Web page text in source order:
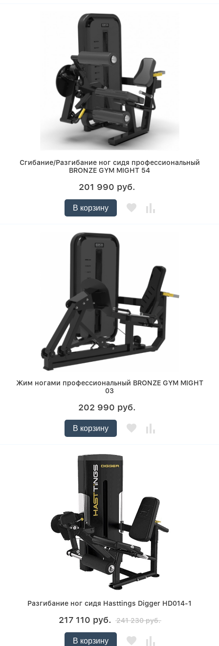
Сгибание/Разгибание ног сидя профессиональный
BRONZE GYM MIGHT 54
201 990 руб.
В корзину
Жим ногами профессиональный BRONZE GYM MIGHT
03
202 990 руб.
В корзину
Разгибание ног сидя Hasttings Digger HD014-1
217 110 руб. 241 230 руб.
В корзину